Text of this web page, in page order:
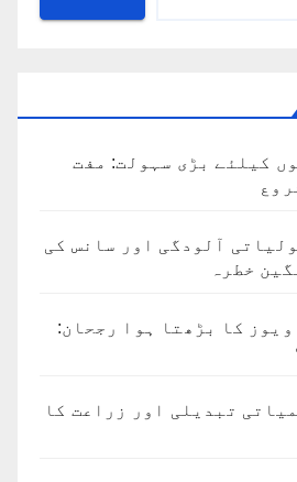
کیلئے بڑی سہولت: مفت
آلودگی اور سانس کی
خطرہ
کا بڑھتا ہوا رجحان:
تبدیلی اور زراعت کا